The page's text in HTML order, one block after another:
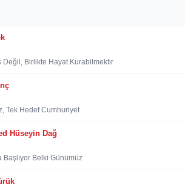
Değil, Birlikte Hayat Kurabilmektir
Tek Hedef Cumhuriyet
Hüseyin Dağ
Başlıyor Belki Günümüz